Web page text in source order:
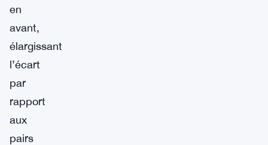
en
avant,
élargissant
l’écart
par
rapport
aux
pairs